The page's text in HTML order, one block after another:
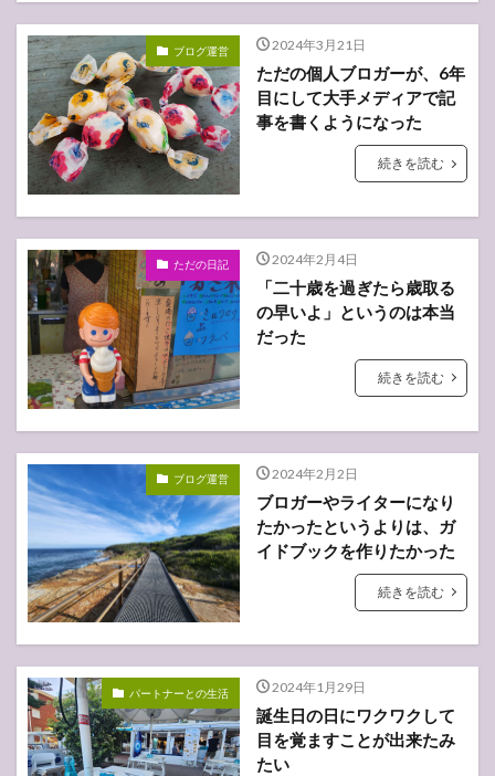
ブログ運営 2024年3月21日
ただの個人ブロガーが、6年
目にして大手メディアで記
事を書くようになった
続きを読む
ただの日記 2024年2月4日
「二十歳を過ぎたら歳取る
の早いよ」というのは本当
だった
続きを読む
ブログ運営 2024年2月2日
ブロガーやライターになり
たかったというよりは、ガ
イドブックを作りたかった
続きを読む
パートナーとの生活 2024年1月29日
誕生日の日にワクワクして
目を覚ますことが出来たみ
たい